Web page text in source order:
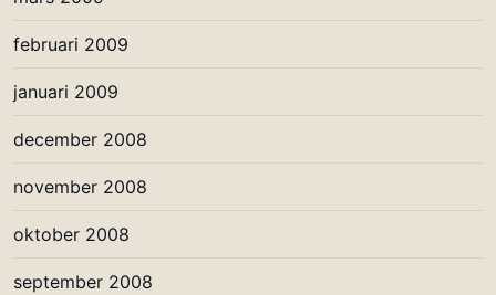
februari 2009
januari 2009
december 2008
november 2008
oktober 2008
september 2008